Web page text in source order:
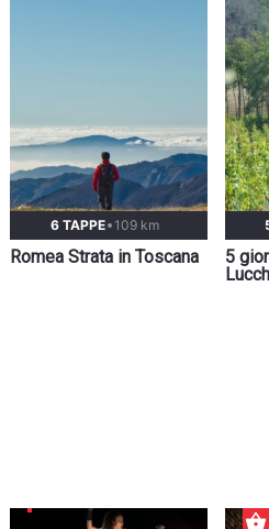
Romea Strata in Toscana
6 TAPPE 109 km
5
shopping_basket